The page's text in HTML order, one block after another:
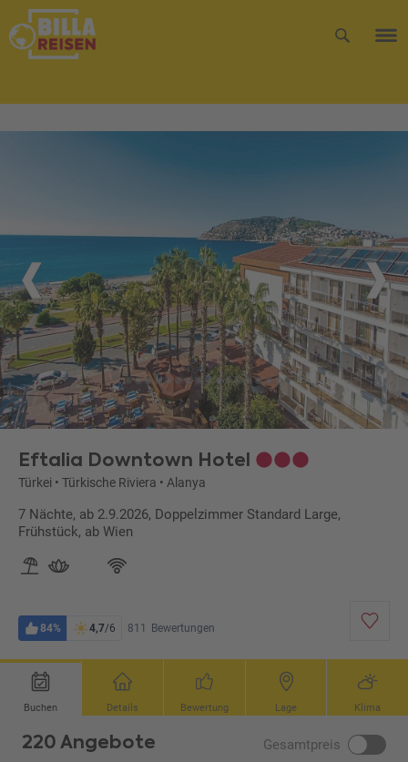
Eftalia Downtown Hotel
Türkei • Türkische Riviera • Alanya
7 Nächte, ab 2.9.2026, Doppelzimmer Standard Large,
Frühstück, ab Wien
84% 4,7/6 811 Bewertungen
Buchen Details Bewertung Lage Klima
220 Angebote Gesamtpreis